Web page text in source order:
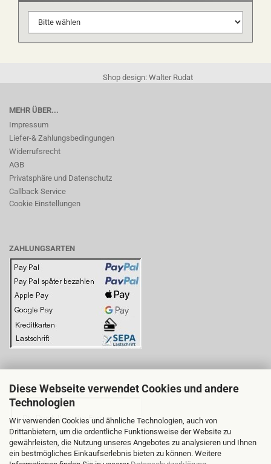
Diese Webseite verwendet Cookies und andere
Technologien
Wir verwenden Cookies und ähnliche Technologien, auch von
Drittanbietern, um die ordentliche Funktionsweise der Website zu
gewährleisten, die Nutzung unseres Angebotes zu analysieren und Ihnen
ein bestmögliches Einkaufserlebnis bieten zu können. Weitere
Shop design: Walter Rudat
MEHR ÜBER...
Impressum
Liefer-& Zahlungsbedingungen
Widerrufsrecht
AGB
Privatsphäre und Datenschutz
Callback Service
Cookie Einstellungen
ZAHLUNGSARTEN
BITTE BEACHTEN SIE: